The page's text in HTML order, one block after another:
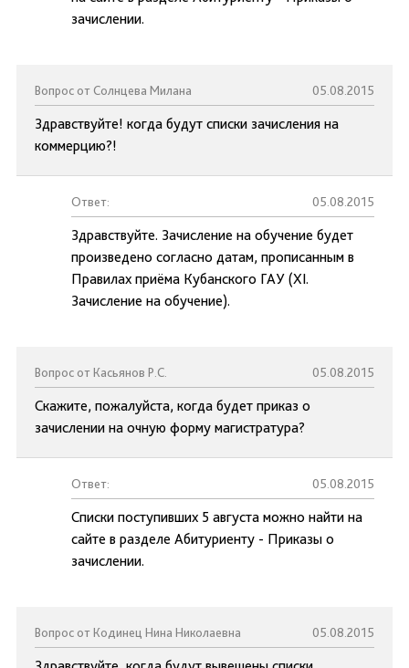
зачислении.
Вопрос от Солнцева Милана 05.08.2015
Здравствуйте! когда будут списки зачисления на
коммерцию?!
Ответ: 05.08.2015
Здравствуйте. Зачисление на обучение будет
произведено согласно датам, прописанным в
Правилах приёма Кубанского ГАУ (XI.
Зачисление на обучение).
Вопрос от Касьянов Р.С. 05.08.2015
Скажите, пожалуйста, когда будет приказ о
зачислении на очную форму магистратура?
Ответ: 05.08.2015
Списки поступивших 5 августа можно найти на
сайте в разделе Абитуриенту - Приказы о
зачислении.
Вопрос от Кодинец Нина Николаевна 05.08.2015